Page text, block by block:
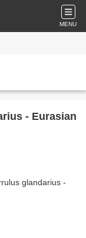
MENU
- Eurasian